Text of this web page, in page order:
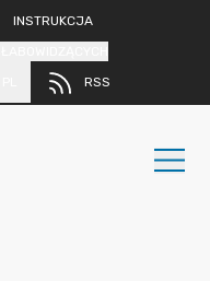
INSTRUKCJA
RSS